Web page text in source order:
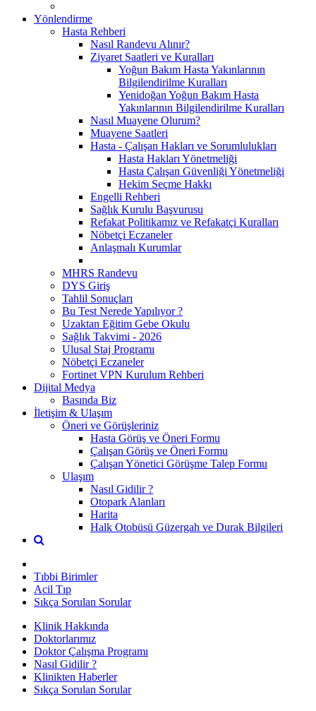
Yönlendirme
Hasta Rehberi
Nasıl Randevu Alınır?
Ziyaret Saatleri ve Kuralları
Yoğun Bakım Hasta Yakınlarının
Bilgilendirilme Kuralları
Yenidoğan Yoğun Bakım Hasta
Yakınlarının Bilgilendirilme Kuralları
Nasıl Muayene Olurum?
Muayene Saatleri
Hasta - Çalışan Hakları ve Sorumlulukları
Hasta Hakları Yönetmeliği
Hasta Çalışan Güvenliği Yönetmeliği
Hekim Seçme Hakkı
Engelli Rehberi
Sağlık Kurulu Başvurusu
Refakat Politikamız ve Refakatçi Kuralları
Nöbetçi Eczaneler
Anlaşmalı Kurumlar
MHRS Randevu
DYS Giriş
Tahlil Sonuçları
Bu Test Nerede Yapılıyor ?
Uzaktan Eğitim Gebe Okulu
Sağlık Takvimi - 2026
Ulusal Staj Programı
Nöbetçi Eczaneler
Fortinet VPN Kurulum Rehberi
Dijital Medya
Basında Biz
İletişim & Ulaşım
Öneri ve Görüşleriniz
Hasta Görüş ve Öneri Formu
Çalışan Görüş ve Öneri Formu
Çalışan Yönetici Görüşme Talep Formu
Ulaşım
Nasıl Gidilir ?
Otopark Alanları
Harita
Halk Otobüsü Güzergah ve Durak Bilgileri
Tıbbi Birimler
Acil Tıp
Sıkça Sorulan Sorular
Klinik Hakkında
Doktorlarımız
Doktor Çalışma Programı
Nasıl Gidilir ?
Klinikten Haberler
Sıkça Sorulan Sorular